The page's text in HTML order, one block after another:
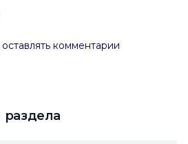
комментарии